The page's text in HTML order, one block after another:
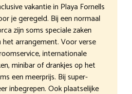
vakantie in Playa Fornells
je geregeld. Bij een normaal
zijn soms speciale zaken
arrangement. Voor verse
internationale
minibar of drankjes op het
een meerprijs. Bij super-
inbegrepen. Ook plaatselijke